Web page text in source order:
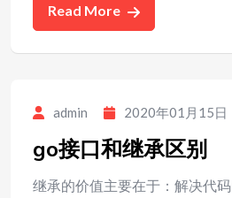
Read More
admin 2020年01月15日
go接口和继承区别
继承的价值主要在于：解决代